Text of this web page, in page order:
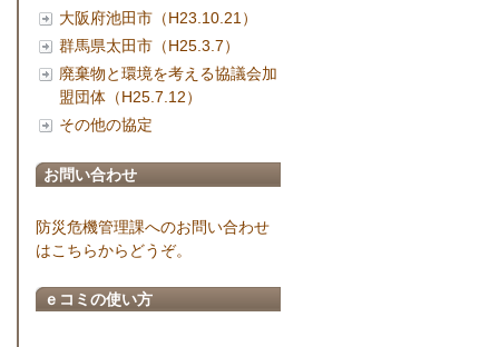
大阪府池田市（H23.10.21）
群馬県太田市（H25.3.7）
廃棄物と環境を考える協議会加
盟団体（H25.7.12）
その他の協定
お問い合わせ
防災危機管理課へのお問い合わせ
はこちらからどうぞ。
ｅコミの使い方